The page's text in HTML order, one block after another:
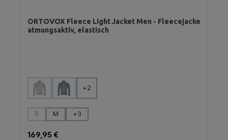
ORTOVOX Fleece Light Jacket Men - Fleecejacke
atmungsaktiv, elastisch
Farbe auswählen
(Diese Option ist zurzeit nicht verfügbar.)
(Diese Option ist zurzeit nicht verfügbar.)
+2
Größe auswählen
S
(Diese Option ist zurzeit nicht verfügbar.)
M +3
Regulärer Preis:
169,95 €